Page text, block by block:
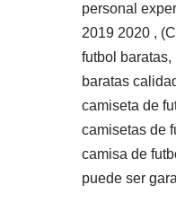
personal
2019 2020 ,
futbol
baratas
camiseta de
camisetas de
camisa de
puede ser